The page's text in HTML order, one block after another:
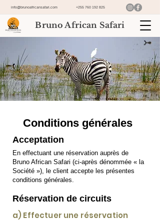
info@brunoafricansafari.com +255 760 192 825
Bruno African Safari
Conditions générales
Acceptation
En effectuant une réservation auprès de
Bruno African Safari (ci-après dénommée « la
Société »), le client accepte les présentes
conditions générales.
Réservation de circuits
a) Effectuer une réservation